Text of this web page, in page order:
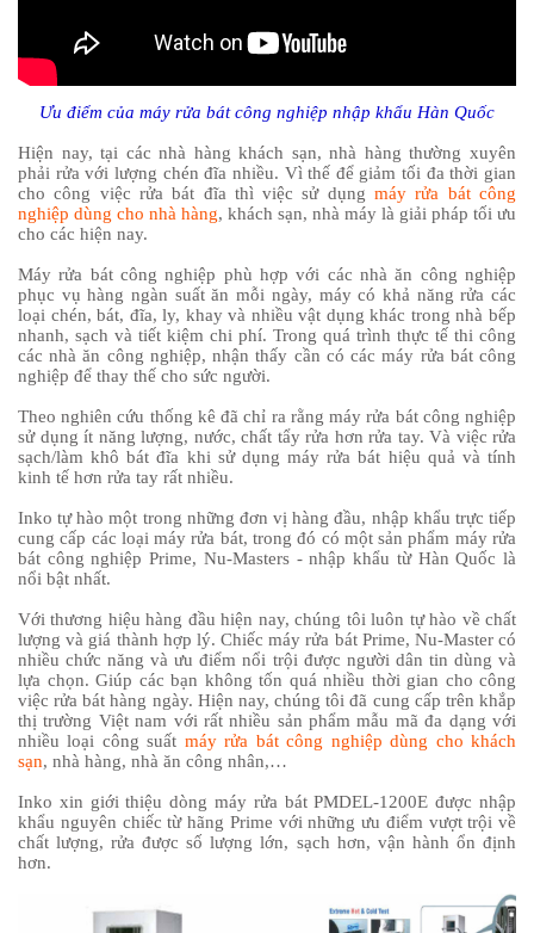
Ưu điểm của máy rửa bát công nghiệp nhập khẩu Hàn Quốc
Hiện nay, tại các nhà hàng khách sạn, nhà hàng thường xuyên
phải rửa với lượng chén đĩa nhiều. Vì thế để giảm tối đa thời gian
cho công việc rửa bát đĩa thì việc sử dụngmáy rửa bát công
nghiệp dùng cho nhà hàng, khách sạn, nhà máy là giải pháp tối ưu
cho các hiện nay.
Máy rửa bát công nghiệp phù hợp với các nhà ăn công nghiệp
phục vụ hàng ngàn suất ăn mỗi ngày, máy có khả năng rửa các
loại chén, bát, đĩa, ly, khay và nhiều vật dụng khác trong nhà bếp
nhanh, sạch và tiết kiệm chi phí. Trong quá trình thực tế thi công
các nhà ăn công nghiệp, nhận thấy cần có các máy rửa bát công
nghiệp để thay thế cho sức người.
Theo nghiên cứu thống kê đã chỉ ra rằng máy rửa bát công nghiệp
sử dụng ít năng lượng, nước, chất tẩy rửa hơn rửa tay. Và việc rửa
sạch/làm khô bát đĩa khi sử dụng máy rửa bát hiệu quả và tính
kinh tế hơn rửa tay rất nhiều.
Inko tự hào một trong những đơn vị hàng đầu, nhập khẩu trực tiếp
cung cấp các loại máy rửa bát, trong đó có một sản phẩm máy rửa
bát công nghiệp Prime, Nu-Masters - nhập khẩu từ Hàn Quốc là
nổi bật nhất.
Với thương hiệu hàng đầu hiện nay, chúng tôi luôn tự hào về chất
lượng và giá thành hợp lý. Chiếc máy rửa bát Prime, Nu-Master có
nhiều chức năng và ưu điểm nổi trội được người dân tin dùng và
lựa chọn. Giúp các bạn không tốn quá nhiều thời gian cho công
việc rửa bát hàng ngày. Hiện nay, chúng tôi đã cung cấp trên khắp
thị trường Việt nam với rất nhiều sản phẩm mẫu mã đa dạng với
nhiều loại công suất máy rửa bát công nghiệp dùng cho khách
sạn, nhà hàng, nhà ăn công nhân,…
Inko xin giới thiệu dòng máy rửa bát PMDEL-1200E được nhập
khẩu nguyên chiếc từ hãng Prime với những ưu điểm vượt trội về
chất lượng, rửa được số lượng lớn, sạch hơn, vận hành ổn định
hơn.